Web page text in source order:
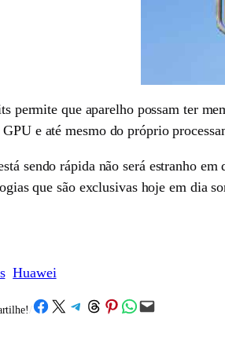
permite que aparelho possam ter
e até mesmo do próprio
sendo rápida não será estranho
que são exclusivas hoje em dia
Huawei
/Share on Facebook
Share on X Share on Telegram
Share on Threads
Share on Pinterest
Share on WhatsApp
Email this Page